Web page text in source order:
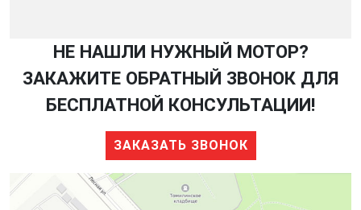
НЕ НАШЛИ НУЖНЫЙ МОТОР?
ЗАКАЖИТЕ ОБРАТНЫЙ ЗВОНОК ДЛЯ
БЕСПЛАТНОЙ КОНСУЛЬТАЦИИ!
ЗАКАЗАТЬ ЗВОНОК